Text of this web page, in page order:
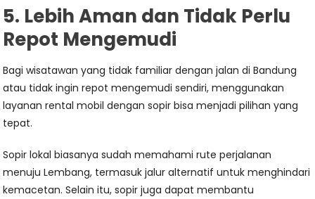
5. Lebih Aman dan Tidak Perlu
Repot Mengemudi
Bagi wisatawan yang tidak familiar dengan jalan di Bandung
atau tidak ingin repot mengemudi sendiri, menggunakan
layanan rental mobil dengan sopir bisa menjadi pilihan yang
tepat.
Sopir lokal biasanya sudah memahami rute perjalanan
menuju Lembang, termasuk jalur alternatif untuk menghindari
kemacetan. Selain itu, sopir juga dapat membantu